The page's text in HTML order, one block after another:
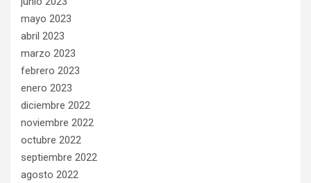
mayo 2023
abril 2023
marzo 2023
febrero 2023
enero 2023
diciembre 2022
noviembre 2022
octubre 2022
septiembre 2022
agosto 2022